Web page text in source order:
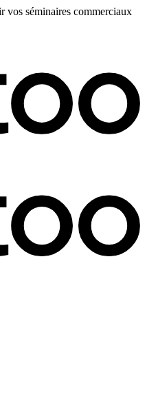
vos séminaires commerciaux